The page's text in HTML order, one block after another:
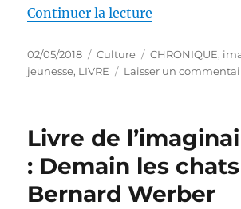
Continuer la lecture
Publié
le
02/05/2018 Catégories
Culture Étiquettes
CHRONIQUE,
jeunesse, LIVRE Laisser un
Livre de
: Demain les
Bernard Werber